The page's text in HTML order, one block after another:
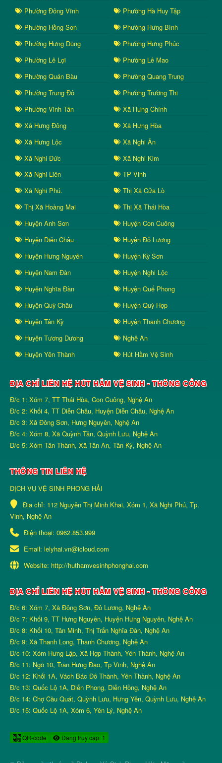
Phường Đông Vĩnh
Phường Hà Huy Tập
Phường Hồng Sơn
Phường Hưng Bình
Phường Hưng Dũng
Phường Hưng Phúc
Phường Lê Lợi
Phường Lê Mao
Phường Quán Bàu
Phường Quang Trung
Phường Trung Đô
Phường Trường Thi
Phường Vinh Tân
Xã Hưng Chính
Xã Hưng Đông
Xã Hưng Hòa
Xã Hưng Lộc
Xã Nghi Ân
Xã Nghi Đức
Xã Nghi Kim
Xã Nghi Liên
TP Vinh
Xã Nghi Phú.
Thị Xã Cửa Lò
Thị Xã Hoàng Mai
Thị Xã Thái Hòa
Huyện Anh Sơn
Huyện Con Cuông
Huyện Diễn Châu
Huyện Đô Lương
Huyện Hưng Nguyên
Huyện Kỳ Sơn
Huyện Nam Đàn
Huyện Nghi Lộc
Huyện Nghĩa Đàn
Huyện Quế Phong
Huyện Quỳ Châu
Huyện Quỳ Hợp
Huyện Tân Kỳ
Huyện Thanh Chương
Huyện Tương Dương
Nghệ An
Huyện Yên Thành
Hút Hầm Vệ Sinh
ĐỊA CHỈ LIÊN HỆ HÚT HẦM VỆ SINH - THÔNG CỐNG
Đ/c 1: Xóm 7, TT Thái Hòa, Con Cuông, Nghệ An
Đ/c 2: Khối 4, TT Diễn Châu, Huyện Diễn Châu, Nghệ An
Đ/c 3: Xã Đông Sơn, Hưng Nguyên, Nghệ An
Đ/c 4: Xóm 8, Xã Quỳnh Tân, Quỳnh Lưu, Nghệ An
Đ/c 5: Xóm Tân Thành, Xã Tân An, Tân Kỳ, Nghệ An
THÔNG TIN LIÊN HỆ
DỊCH VỤ VỆ SINH PHONG HẢI
Địa chỉ: 112 Nguyễn Thị Minh Khai, Xóm 1, Xã Nghi Phú, Tp.
Vinh, Nghệ An
Điện thoại: 0962.853.999
Email: lelyhai.vn@icloud.com
Website: http://huthamvesinhphonghai.com
ĐỊA CHỈ LIÊN HỆ HÚT HẦM VỆ SINH - THÔNG CỐNG
Đ/c 6: Xóm 7, Xã Đông Sơn, Đô Lương, Nghệ An
Đ/c 7: Khối 9, TT Hưng Nguyên, Huyện Hưng Nguyên, Nghệ An
Đ/c 8: Khối 10, Tân Minh, Thị Trấn Nghĩa Đàn, Nghệ An
Đ/c 9: Xã Thanh Long, Thanh Chương, Nghệ An
Đ/c 10: Xóm Hưng Lập, Xã Hợp Thành, Yên Thành, Nghệ An
Đ/c 11: Ngõ 10, Trần Hưng Đạo, Tp Vinh, Nghệ An
Đ/c 12: Khối 1A, Vách Bác Đô Thành, Yên Thành, Nghệ An
Đ/c 13: Quốc Lộ 1A, Diễn Phong, Diễn Hồng, Nghệ An
Đ/c 14: Chợ Cầu Quát, Quỳnh Lưu, Hưng Yên, Quỳnh Lưu, Nghệ An
Đ/c 15: Quốc Lộ 1A, Xóm 6, Yên Lý, Nghệ An
QR-code Đang truy cập: 1